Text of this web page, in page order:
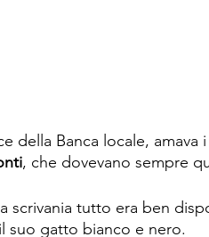
della Banca locale, amava
, che dovevano sempre
scrivania tutto era ben
suo gatto bianco e nero.